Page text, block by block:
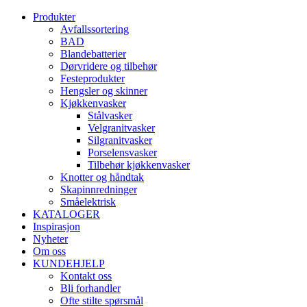
Produkter
Avfallssortering
BAD
Blandebatterier
Dørvridere og tilbehør
Festeprodukter
Hengsler og skinner
Kjøkkenvasker
Stålvasker
Velgranitvasker
Silgranitvasker
Porselensvasker
Tilbehør kjøkkenvasker
Knotter og håndtak
Skapinnredninger
Småelektrisk
KATALOGER
Inspirasjon
Nyheter
Om oss
KUNDEHJELP
Kontakt oss
Bli forhandler
Ofte stilte spørsmål